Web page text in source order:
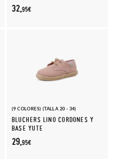
32,95€
(9 COLORES) (TALLA 20 - 34)
BLUCHERS LINO CORDONES Y
BASE YUTE
29,95€